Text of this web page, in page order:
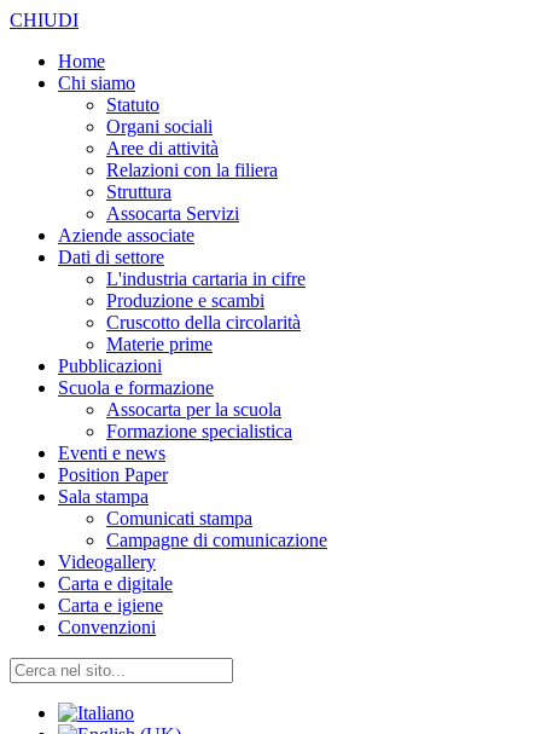
CHIUDI
Home
Chi siamo
Statuto
Organi sociali
Aree di attività
Relazioni con la filiera
Struttura
Assocarta Servizi
Aziende associate
Dati di settore
L'industria cartaria in cifre
Produzione e scambi
Cruscotto della circolarità
Materie prime
Pubblicazioni
Scuola e formazione
Assocarta per la scuola
Formazione specialistica
Eventi e news
Position Paper
Sala stampa
Comunicati stampa
Campagne di comunicazione
Videogallery
Carta e digitale
Carta e igiene
Convenzioni